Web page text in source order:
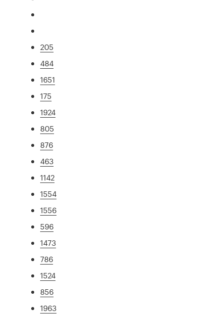
205
484
1651
175
1924
805
876
463
1142
1554
1556
596
1473
786
1524
856
1963